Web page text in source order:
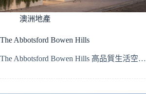
澳洲地產
The Abbotsford Bowen Hills
The Abbotsford Bowen Hills 高品質生活空…